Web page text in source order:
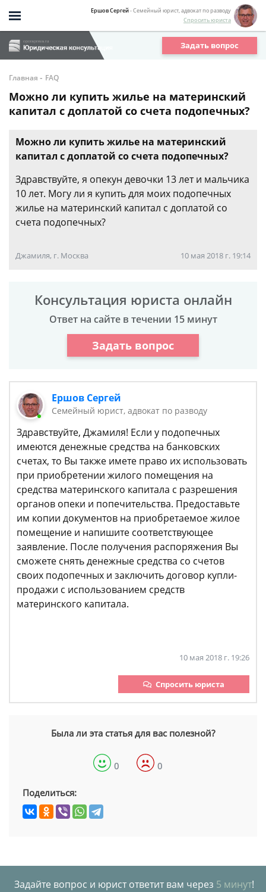
Ершов Сергей- Семейный юрист, адвокат по разводу
Спросить юриста
Задать вопрос
Главная - FAQ
Можно ли купить жилье на материнский
капитал с доплатой со счета подопечных?
Можно ли купить жилье на материнский
капитал с доплатой со счета подопечных?
Здравствуйте, я опекун девочки 13 лет и мальчика
10 лет. Могу ли я купить для моих подопечных
жилье на материнский капитал с доплатой со
счета подопечных?
Джамиля, г. Москва 10 мая 2018 г. 19:14
Консультация юриста онлайн
Ответ на сайте в течении 15 минут
Задать вопрос
Ершов Сергей
Семейный юрист, адвокат по разводу
Здравствуйте, Джамиля! Если у подопечных
имеются денежные средства на банковских
счетах, то Вы также имете право их использовать
при приобретении жилого помещения на
средства материнского капитала с разрешения
органов опеки и попечительства. Предоставьте
им копии документов на приобретаемое жилое
помещение и напишите соответствующее
заявление. После получения распоряжения Вы
сможете снять денежные средства со счетов
своих подопечных и заключить договор купли-
продажи с использованием средств
материнского капитала.
10 мая 2018 г. 19:26
Спросить юриста
Была ли эта статья для вас полезной?
0 0
Поделиться:
Задайте вопрос и юрист ответит вам через 5 минут!